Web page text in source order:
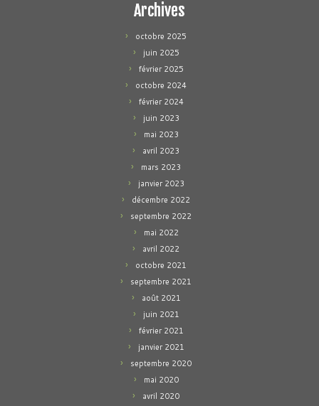
Archives
octobre 2025
juin 2025
février 2025
octobre 2024
février 2024
juin 2023
mai 2023
avril 2023
mars 2023
janvier 2023
décembre 2022
septembre 2022
mai 2022
avril 2022
octobre 2021
septembre 2021
août 2021
juin 2021
février 2021
janvier 2021
septembre 2020
mai 2020
avril 2020